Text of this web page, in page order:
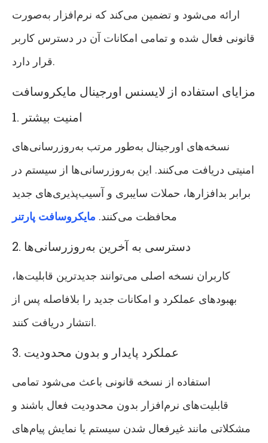
ارائه می‌شود و تضمین می‌کند که نرم‌افزار به‌صورت
قانونی فعال شده و تمامی امکانات آن در دسترس کاربر
قرار دارد.
مزایای استفاده از لایسنس اورجینال مایکروسافت
1. امنیت بیشتر
نسخه‌های اورجینال به‌طور مرتب به‌روزرسانی‌های
امنیتی دریافت می‌کنند. این به‌روزرسانی‌ها از سیستم در
برابر بدافزارها، حملات سایبری و آسیب‌پذیری‌های جدید
محافظت می‌کنند. مایکروسافت پارتنر
2. دسترسی به آخرین به‌روزرسانی‌ها
کاربران نسخه اصلی می‌توانند جدیدترین قابلیت‌ها،
بهبودهای عملکرد و امکانات جدید را بلافاصله پس از
انتشار دریافت کنند.
3. عملکرد پایدار و بدون محدودیت
استفاده از نسخه قانونی باعث می‌شود تمامی
قابلیت‌های نرم‌افزار بدون محدودیت فعال باشند و
مشکلاتی مانند غیرفعال شدن سیستم یا نمایش پیام‌های